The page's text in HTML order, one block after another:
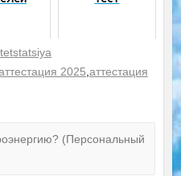
2025 аттестация
(Персональный